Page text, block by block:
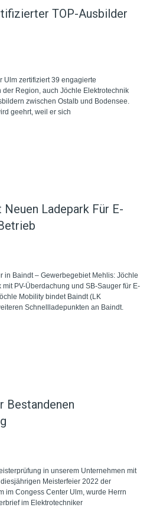
TOP-Ausbilder
Ulm zertifiziert 39 engagierte
Region, auch Jöchle Elektrotechnik
zwischen Ostalb und Bodensee.
geehrt, weil er sich
Ladepark Für E-
in Baindt – Gewerbegebiet Mehlis: Jöchle
PV-Überdachung und SB-Sauger für E-
Mobility bindet Baindt (LK
Schnellladepunkten an Baindt.
Bestandenen
in unserem Unternehmen mit
Meisterfeier 2022 der
im Congess Center Ulm, wurde Herrn
im Elektrotechniker